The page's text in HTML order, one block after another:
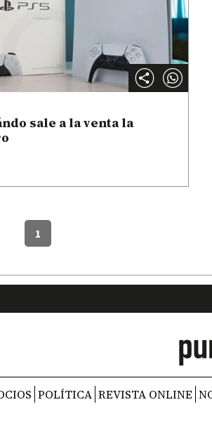
sale a la venta la
1
POLÍTICA REVISTA ONLINE